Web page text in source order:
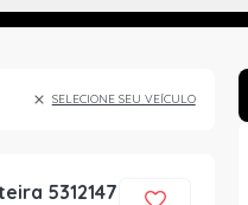
SELECIONE SEU VEÍCULO
5312147